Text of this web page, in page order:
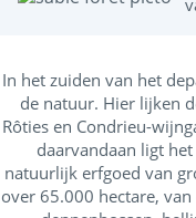
In het zuiden van het
de natuur. Hier lijken
Rôties en Condrieu-
daarvandaan ligt
natuurlijk erfgoed van
over 65.000 hectare,